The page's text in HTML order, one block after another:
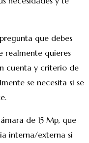
que debes
realmente quieres
cuenta y criterio de
se necesita si se
de 15 Mp, que
interna/externa si